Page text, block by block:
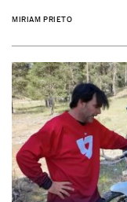
MIRIAM PRIETO